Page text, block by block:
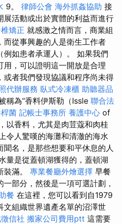
9。 律師公會 海外抓姦協助 接
展活動或出於實體的利益而進行
矯正 就感激之情而言，商業組
而從事興趣的人是衛生工作者
例如患者承運人）。 如果我們
，可以證明這一開放是合理
或者我們發現協議和程序尚未得
代辦服務 臥式冷凍櫃 助聽器品
稱為“香料伊斯勒（Issle 聯合法
菌 記帳士事務所 養護中心 of
以香料，尤其是肉荳蔻和肉桂
令人驚嘆的海灘和清澈的海水
名，是那些想要和平休息的人
量是從蓋頓湖獲得的，蓋頓湖
滿。 專業餐廳外燴選擇 早餐
部分，然後是一項可選計劃，
餐 在這裡，您可以看到自1979
文組織世界遺產名單的沼澤世
信社 搬家公司費用ptt 這需要